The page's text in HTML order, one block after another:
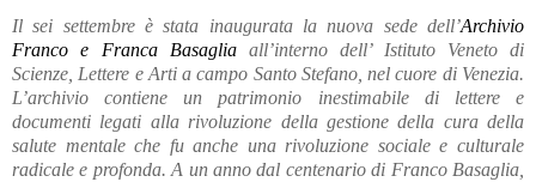
Il sei settembre è stata inaugurata la nuova sede dell’Archivio
Franco e Franca Basagliaall’interno dell’ Istituto Veneto di
Scienze, Lettere e Arti a campo Santo Stefano, nel cuore di Venezia.
L’archivio contiene un patrimonio inestimabile di lettere e
documenti legati alla rivoluzione della gestione della cura della
salute mentale che fu anche una rivoluzione sociale e culturale
radicale e profonda. A un anno dal centenario di Franco Basaglia,